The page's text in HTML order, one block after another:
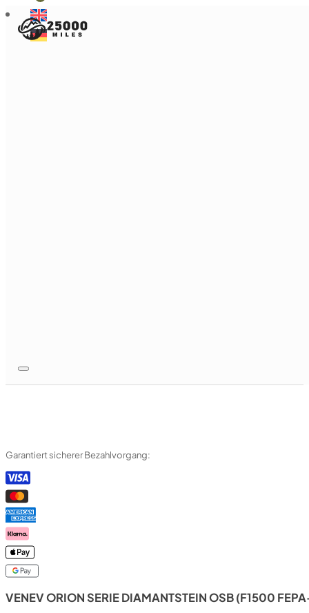
VENEV ORION SERIE DIAMANTSTEIN OSB (F1500
Garantiert sicherer Bezahlvorgang: